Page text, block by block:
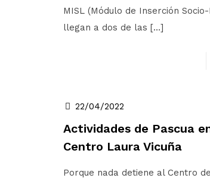
MISL (Módulo de Inserción
llegan a dos de las […]
22/04/2022
Actividades de Pascua
Centro Laura Vicuña
Porque nada detiene al Centro